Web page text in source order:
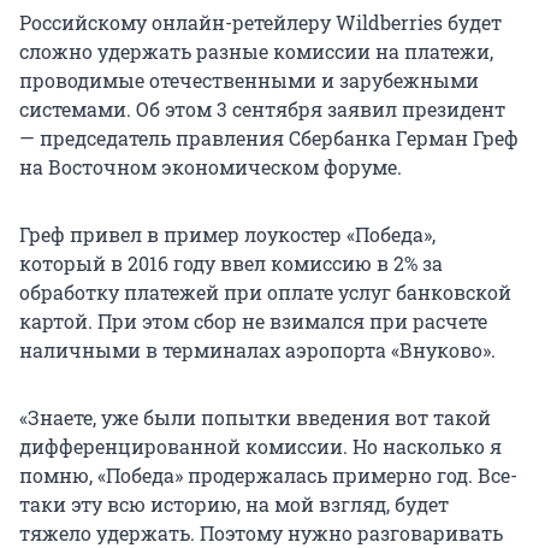
Российскому онлайн-ретейлеру Wildberries будет
сложно удержать разные комиссии на платежи,
проводимые отечественными и зарубежными
системами. Об этом 3 сентября заявил президент
— председатель правления Сбербанка Герман Греф
на Восточном экономическом форуме.
Греф привел в пример лоукостер «Победа»,
который в 2016 году ввел комиссию в 2% за
обработку платежей при оплате услуг банковской
картой. При этом сбор не взимался при расчете
наличными в терминалах аэропорта «Внуково».
«Знаете, уже были попытки введения вот такой
дифференцированной комиссии. Но насколько я
помню, «Победа» продержалась примерно год. Все-
таки эту всю историю, на мой взгляд, будет
тяжело удержать. Поэтому нужно разговаривать